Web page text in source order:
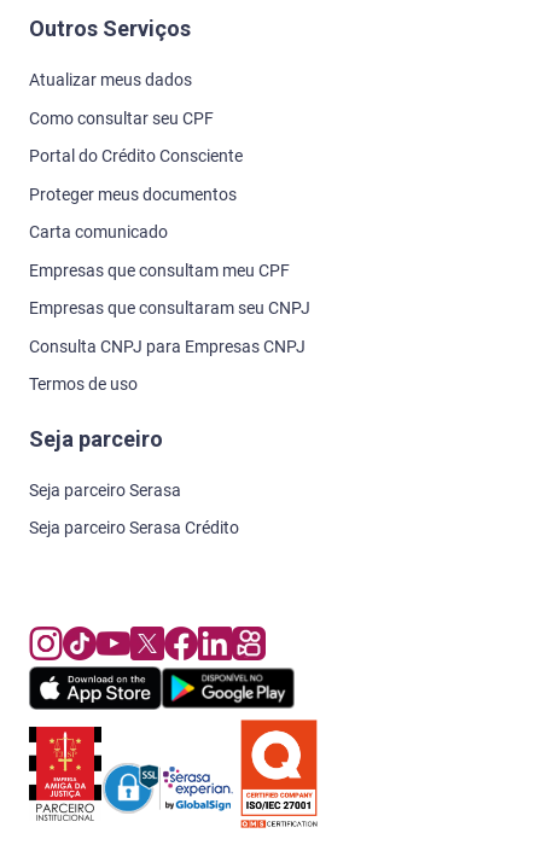
Outros Serviços
Atualizar meus dados
Como consultar seu CPF
Portal do Crédito Consciente
Proteger meus documentos
Carta comunicado
Empresas que consultam meu CPF
Empresas que consultaram seu CNPJ
Consulta CNPJ para Empresas CNPJ
Termos de uso
Seja parceiro
Seja parceiro Serasa
Seja parceiro Serasa Crédito